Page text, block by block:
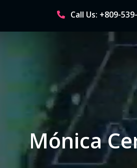
content
Call Us: +809-
Mónica